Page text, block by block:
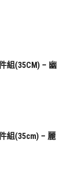
組(35CM) – 幽
組(35cm) – 麗